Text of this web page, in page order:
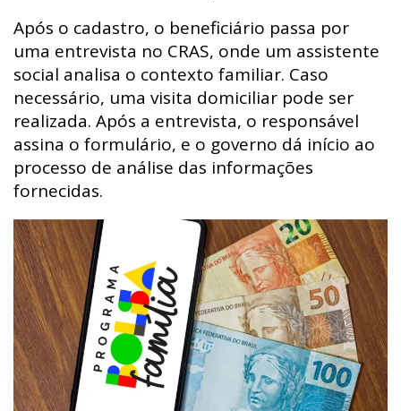
Após o cadastro, o beneficiário passa por
uma entrevista no CRAS, onde um assistente
social analisa o contexto familiar. Caso
necessário, uma visita domiciliar pode ser
realizada. Após a entrevista, o responsável
assina o formulário, e o governo dá início ao
processo de análise das informações
fornecidas.